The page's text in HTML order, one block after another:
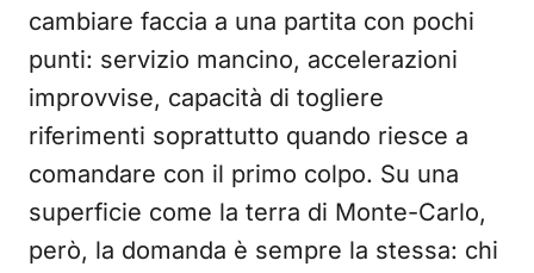
cambiare faccia a una partita con pochi
punti: servizio mancino, accelerazioni
improvvise, capacità di togliere
riferimenti soprattutto quando riesce a
comandare con il primo colpo. Su una
superficie come la terra di Monte-Carlo,
però, la domanda è sempre la stessa: chi